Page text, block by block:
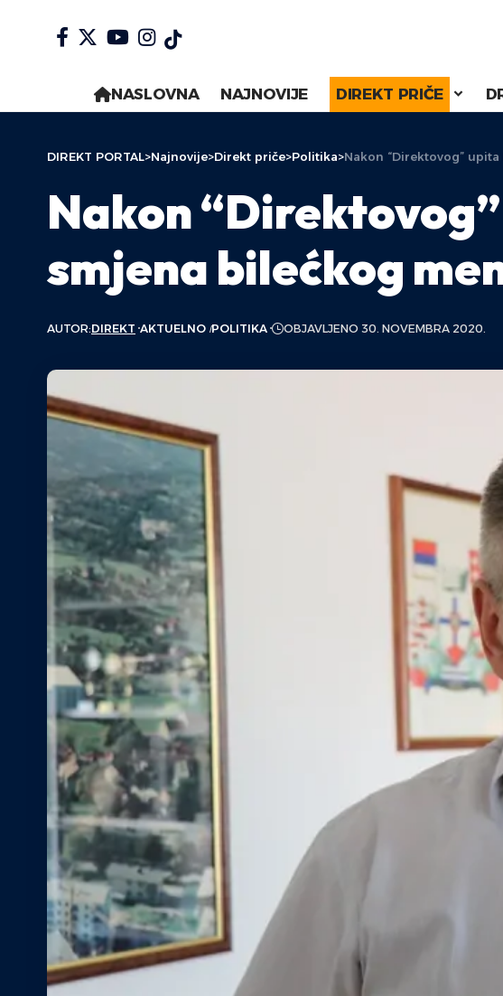
NASLOVNA NAJNOVIJE DIREKT PRIČE
DIREKT PORTAL>Najnovije>Direkt priče>Politika>Nakon “Direktovog”
Nakon
smjena bilećkog
AUTOR:DIREKT AKTUELNO POLITIKA OBJAVLJENO 30. NOVEMBRA 2020.